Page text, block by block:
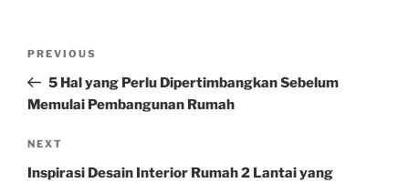
Previous
Post
PREVIOUS
5 Hal yang Perlu Dipertimbangkan Sebelum
Memulai Pembangunan Rumah
Next
Post
NEXT
Inspirasi Desain Interior Rumah 2 Lantai yang